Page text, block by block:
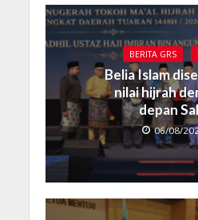
BERITA GRS
Belia Islam
nilai hijrah
depan
06/08/